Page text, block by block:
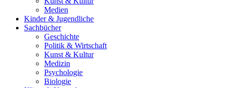
Medien
Kinder & Jugendliche
Sachbücher
Geschichte
Politik & Wirtschaft
Kunst & Kultur
Medizin
Psychologie
Biologie